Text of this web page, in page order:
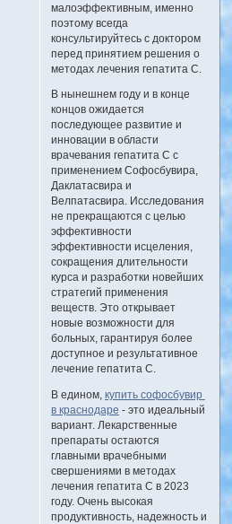
малоэффективным, именно
поэтому всегда
консультируйтесь с доктором
перед принятием решения о
методах лечения гепатита C.
В нынешнем году и в конце
концов ожидается
последующее развитие и
инновации в области
врачевания гепатита C с
применением Софосбувира,
Даклатасвира и
Велпатасвира. Исследования
не прекращаются с целью
эффективности
эффективности исцеления,
сокращения длительности
курса и разработки новейших
стратегий применения
веществ. Это открывает
новые возможности для
больных, гарантируя более
доступное и результативное
лечение гепатита C.
В едином, купить софосбувир
в краснодаре - это идеальный
вариант. Лекарственные
препараты остаются
главными врачебными
свершениями в методах
лечения гепатита C в 2023
году. Очень высокая
продуктивность, надежность и